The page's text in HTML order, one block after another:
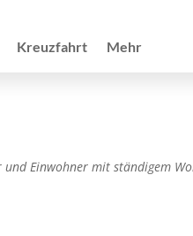
Kreuzfahrt Mehr
Einwohner mit ständigem